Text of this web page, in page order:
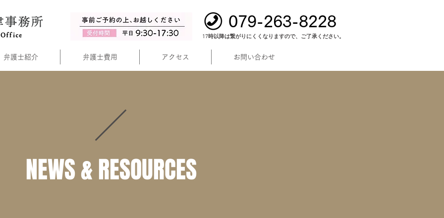
079-263-8228
17時以降は繋がりにくくなりますので、ご了承ください。
弁護士紹介 弁護士費用 アクセス お問い合わせ
NEWS & RESOURCES